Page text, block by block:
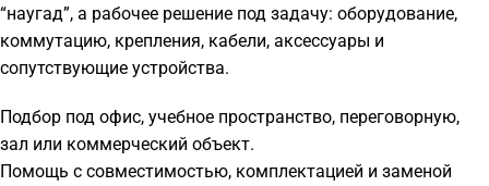
“наугад”, а рабочее решение под задачу: оборудование,
коммутацию, крепления, кабели, аксессуары и
сопутствующие устройства.
Подбор под офис, учебное пространство, переговорную,
зал или коммерческий объект.
Помощь с совместимостью, комплектацией и заменой